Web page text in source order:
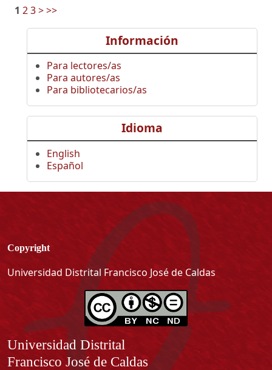
1 23>>>
Información
Para lectores/as
Para autores/as
Para bibliotecarios/as
Idioma
English
Español
Copyright
Universidad Distrital Francisco José de Caldas
Información
Universidad Distrital
Francisco José de Caldas